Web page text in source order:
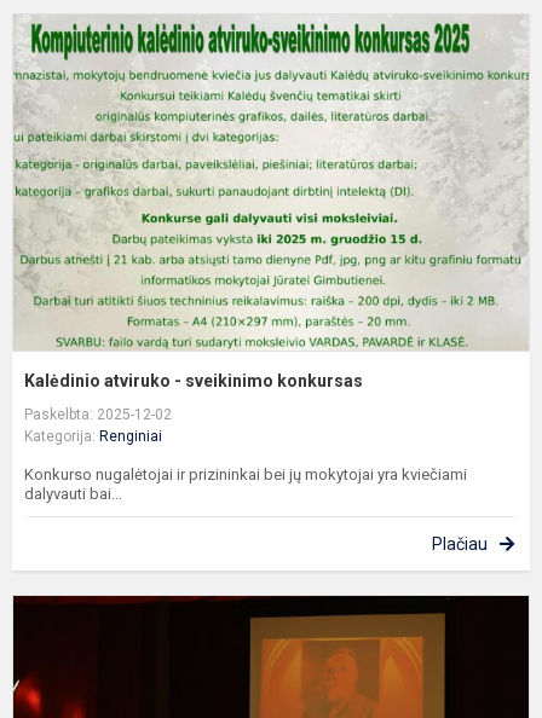
Kalėdinio atviruko - sveikinimo konkursas
Paskelbta: 2025-12-02
Kategorija: Renginiai
Konkurso nugalėtojai ir prizininkai bei jų mokytojai yra kviečiami
dalyvauti bai...
Plačiau